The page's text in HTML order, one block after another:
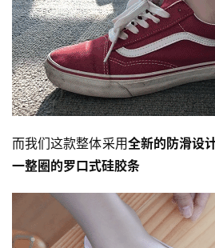
而我们这款整体采用全新的防滑设
一整圈的罗口式硅胶条